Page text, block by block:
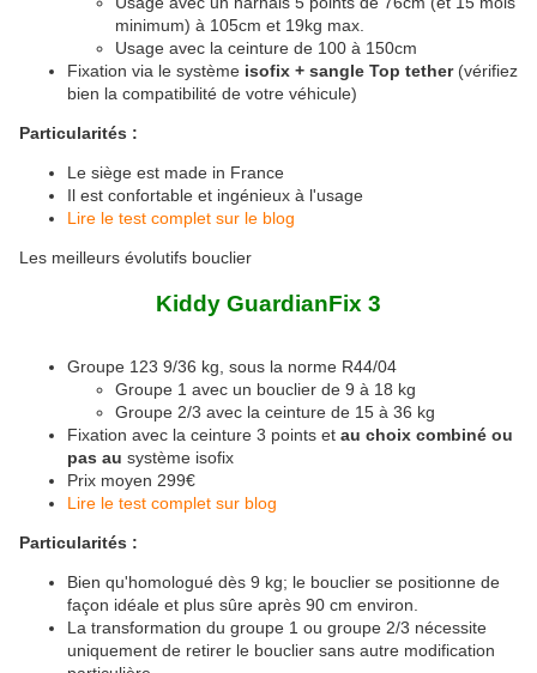
minimum) à 105cm et 19kg max.
Usage avec la ceinture de 100 à 150cm
Fixation via le système isofix + sangle Top tether(vérifiez
bien la compatibilité de votre véhicule)
Particularités :
Le siège est made in France
Il est confortable et ingénieux à l'usage
Lire le test complet sur le blog
Les meilleurs évolutifs bouclier
Kiddy GuardianFix 3
Groupe 123 9/36 kg, sous la norme R44/04
Groupe 1 avec un bouclier de 9 à 18 kg
Groupe 2/3 avec la ceinture de 15 à 36 kg
Fixation avec la ceinture 3 points et au choix combiné ou
pas au système isofix
Prix moyen 299€
Lire le test complet sur blog
Particularités :
Bien qu'homologué dès 9 kg; le bouclier se positionne de
façon idéale et plus sûre après 90 cm environ.
La transformation du groupe 1 ou groupe 2/3 nécessite
uniquement de retirer le bouclier sans autre modification